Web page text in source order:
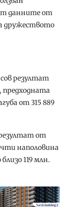
данните от
дружеството
резултат
предходната
от 315 889
от
наполовина
119 млн.